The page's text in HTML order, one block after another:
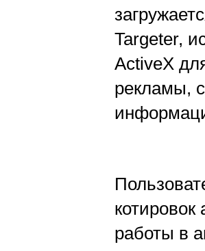
Targeter,
ActiveX
рекламы,
работы в